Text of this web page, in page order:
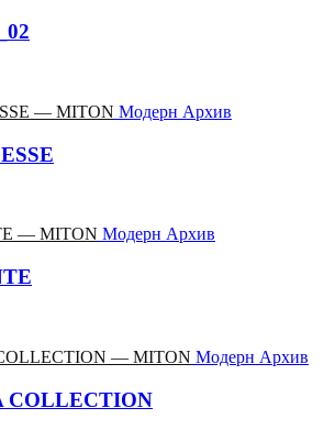
Модерн Архив
Модерн Архив
Модерн Архив
COLLECTION